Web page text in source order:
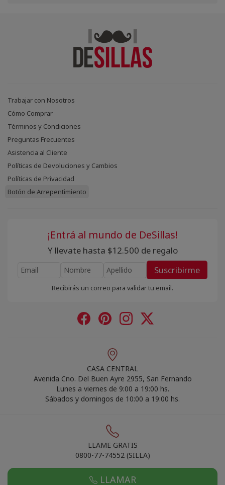
Trabajar con Nosotros
Cómo Comprar
Términos y Condiciones
Preguntas Frecuentes
Asistencia al Cliente
Políticas de Devoluciones y Cambios
Políticas de Privacidad
Botón de Arrepentimiento
¡Entrá al mundo de DeSillas!
Y llevate hasta $12.500 de regalo
Suscribirme
Recibirás un correo para validar tu email.
CASA CENTRAL
Avenida Cno. Del Buen Ayre 2955, San Fernando
Lunes a viernes de 9:00 a 19:00 hs.
Sábados y domingos de 10:00 a 19:00 hs.
LLAME GRATIS
0800-77-74552 (SILLA)
LLAMAR